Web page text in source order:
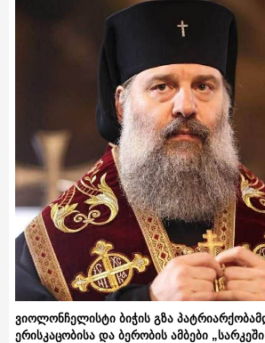
ვიოლონჩელისტი ბიჭის გზა
ერისკაცობისა და ბერობის ამბები